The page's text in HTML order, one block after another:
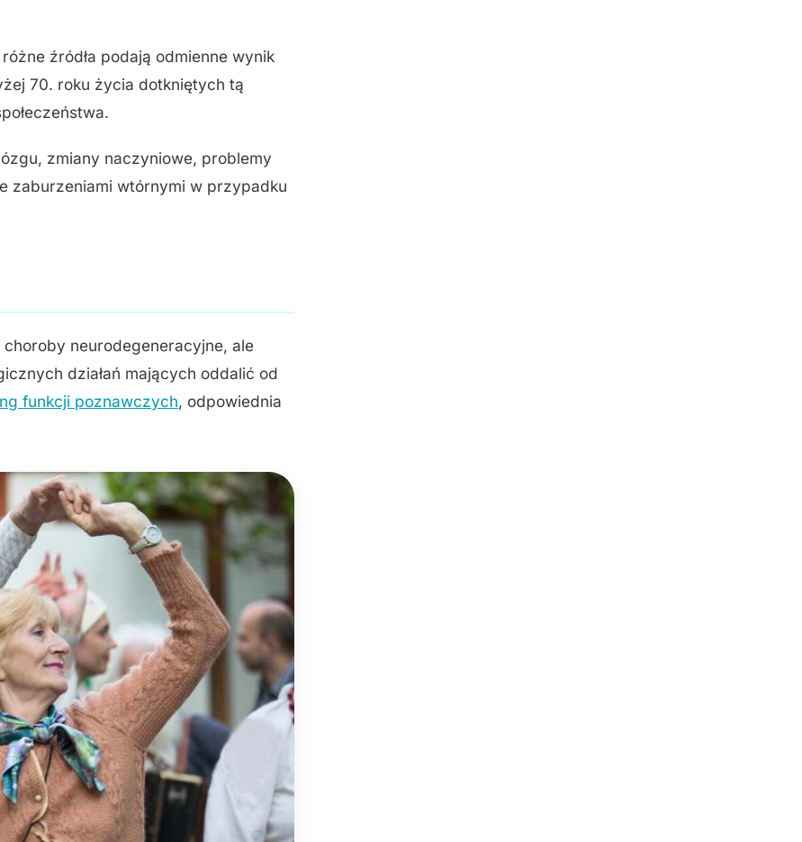
źródła podają odmienne wynik
70. roku życia dotkniętych tą
zmiany naczyniowe, problemy
zaburzeniami wtórnymi w przypadku
neurodegeneracyjne, ale
działań mających oddalić od
funkcji poznawczych, odpowiednia